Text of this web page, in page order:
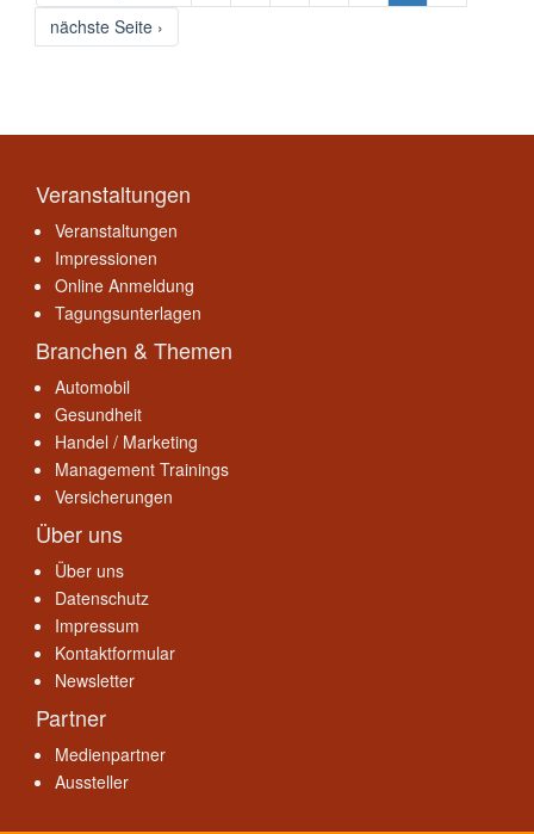
nächste Seite ›
Veranstaltungen
Veranstaltungen
Impressionen
Online Anmeldung
Tagungsunterlagen
Branchen & Themen
Automobil
Gesundheit
Handel / Marketing
Management Trainings
Versicherungen
Über uns
Über uns
Datenschutz
Impressum
Kontaktformular
Newsletter
Partner
Medienpartner
Aussteller